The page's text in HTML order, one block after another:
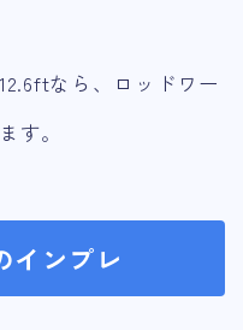
なら、ロッドワー
す。
インプレ